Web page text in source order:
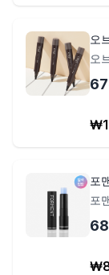
오
오
67
₩
포
포
68
₩